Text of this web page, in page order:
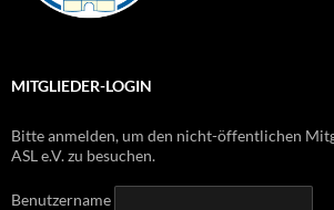
MITGLIEDER-LOGIN
Bitte anmelden, um den nicht-öffentlichen
ASL e.V. zu besuchen.
Benutzername